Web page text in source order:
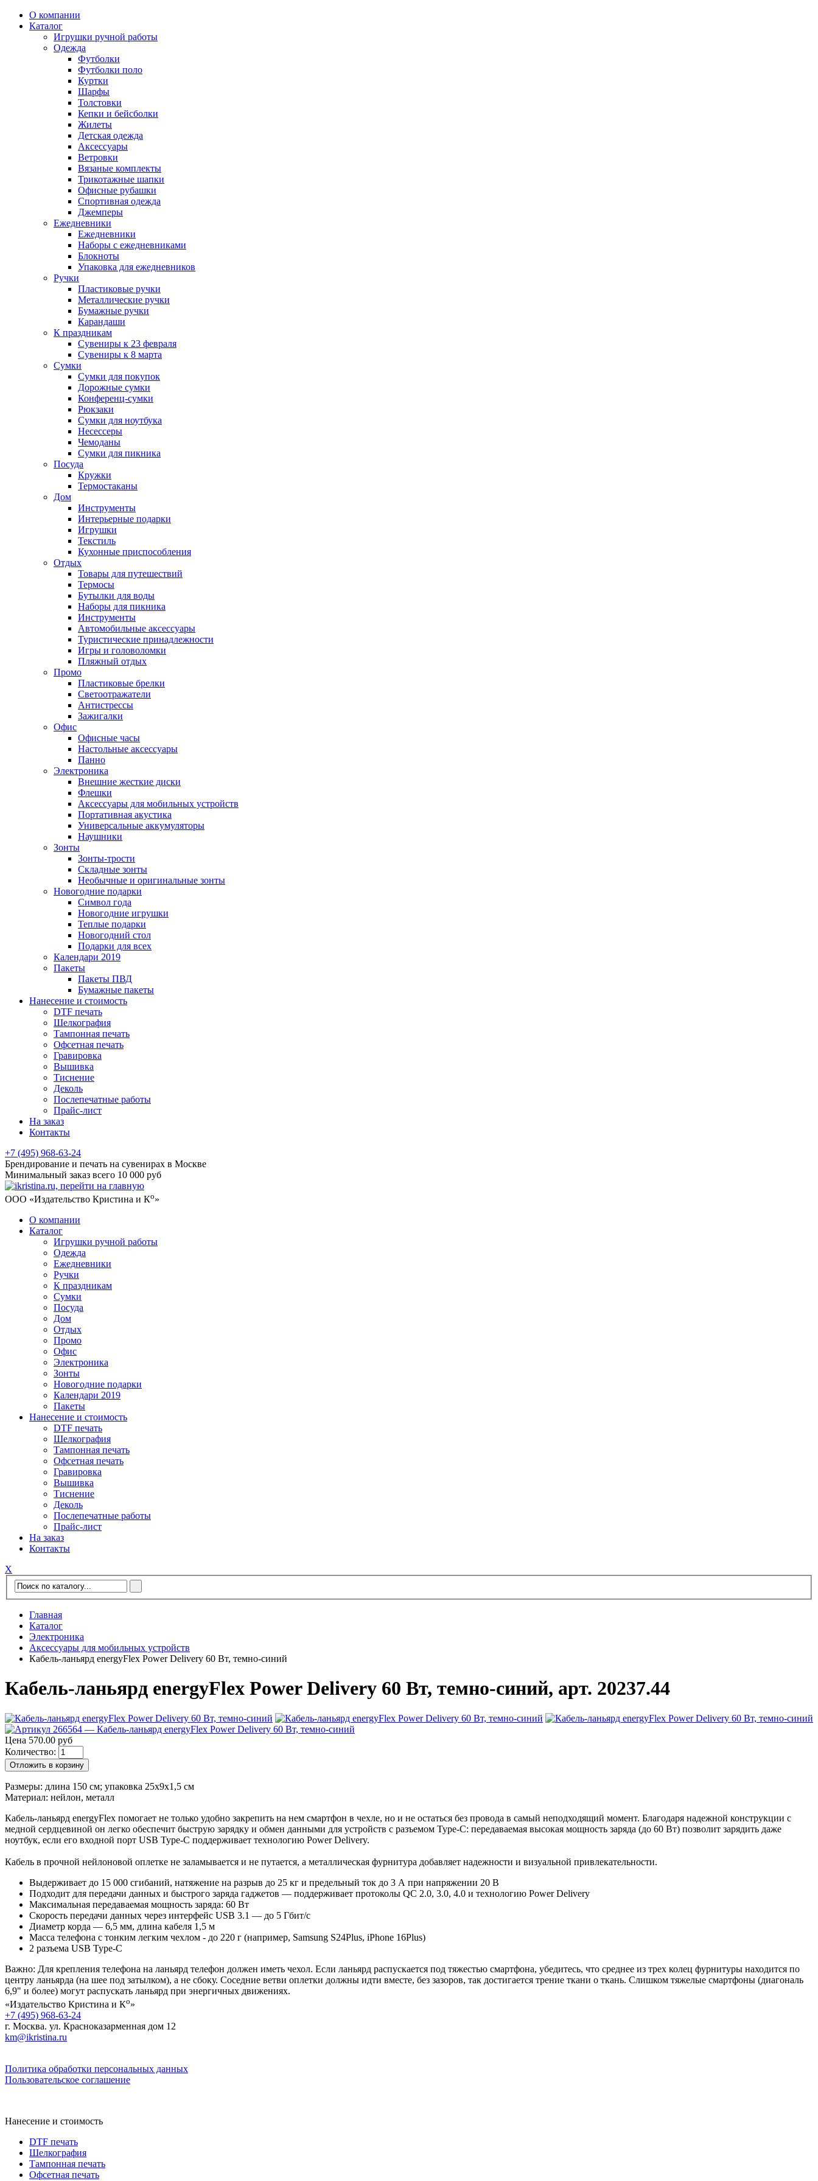
О компании
Каталог
Игрушки ручной работы
Одежда
Футболки
Футболки поло
Куртки
Шарфы
Толстовки
Кепки и бейсболки
Жилеты
Детская одежда
Аксессуары
Ветровки
Вязаные комплекты
Трикотажные шапки
Офисные рубашки
Спортивная одежда
Джемперы
Ежедневники
Ежедневники
Наборы с ежедневниками
Блокноты
Упаковка для ежедневников
Ручки
Пластиковые ручки
Металлические ручки
Бумажные ручки
Карандаши
К праздникам
Сувениры к 23 февраля
Сувениры к 8 марта
Сумки
Сумки для покупок
Дорожные сумки
Конференц-сумки
Рюкзаки
Сумки для ноутбука
Несессеры
Чемоданы
Сумки для пикника
Посуда
Кружки
Термостаканы
Дом
Инструменты
Интерьерные подарки
Игрушки
Текстиль
Кухонные приспособления
Отдых
Товары для путешествий
Термосы
Бутылки для воды
Наборы для пикника
Инструменты
Автомобильные аксессуары
Туристические принадлежности
Игры и головоломки
Пляжный отдых
Промо
Пластиковые брелки
Светоотражатели
Антистрессы
Зажигалки
Офис
Офисные часы
Настольные аксессуары
Панно
Электроника
Внешние жесткие диски
Флешки
Аксессуары для мобильных устройств
Портативная акустика
Универсальные аккумуляторы
Наушники
Зонты
Зонты-трости
Складные зонты
Необычные и оригинальные зонты
Новогодние подарки
Символ года
Новогодние игрушки
Теплые подарки
Новогодний стол
Подарки для всех
Календари 2019
Пакеты
Пакеты ПВД
Бумажные пакеты
Нанесение и стоимость
DTF печать
Шелкография
Тампонная печать
Офсетная печать
Гравировка
Вышивка
Тиснение
Деколь
Послепечатные работы
Прайс-лист
На заказ
Контакты
+7 (495) 968-63-24
Брендирование и печать на сувенирах в Москве
Минимальный заказ всего 10 000 руб
ООО «Издательство Кристина и Ко»
О компании
Каталог
Игрушки ручной работы
Одежда
Ежедневники
Ручки
К праздникам
Сумки
Посуда
Дом
Отдых
Промо
Офис
Электроника
Зонты
Новогодние подарки
Календари 2019
Пакеты
Нанесение и стоимость
DTF печать
Шелкография
Тампонная печать
Офсетная печать
Гравировка
Вышивка
Тиснение
Деколь
Послепечатные работы
Прайс-лист
На заказ
Контакты
Х
Главная
Каталог
Электроника
Аксессуары для мобильных устройств
Кабель-ланьярд energyFlex Power Delivery 60 Вт, темно-синий
Кабель-ланьярд energyFlex Power Delivery 60 Вт, темно-синий, арт. 20237.44
Цена 570.00 руб
Количество:
Отложить в корзину
Размеры: длина 150 см; упаковка 25х9х1,5 см
Материал: нейлон, металл
Кабель-ланьярд energyFlex помогает не только удобно закрепить на нем смартфон в чехле, но и не остаться без провода в самый неподходящий момент. Благодаря надежной конструкции с
медной сердцевиной он легко обеспечит быструю зарядку и обмен данными для устройств с разъемом Type-C: передаваемая высокая мощность заряда (до 60 Вт) позволит зарядить даже
ноутбук, если его входной порт USB Type-C поддерживает технологию Power Delivery.
Кабель в прочной нейлоновой оплетке не заламывается и не путается, а металлическая фурнитура добавляет надежности и визуальной привлекательности.
Выдерживает до 15 000 сгибаний, натяжение на разрыв до 25 кг и предельный ток до 3 А при напряжении 20 В
Подходит для передачи данных и быстрого заряда гаджетов — поддерживает протоколы QC 2.0, 3.0, 4.0 и технологию Power Delivery
Максимальная передаваемая мощность заряда: 60 Вт
Скорость передачи данных через интерфейс USB 3.1 — до 5 Гбит/с
Диаметр корда — 6,5 мм, длина кабеля 1,5 м
Масса телефона с тонким легким чехлом - до 220 г (например, Samsung S24Plus, iPhone 16Plus)
2 разъема USB Type-C
Важно: Для крепления телефона на ланьярд телефон должен иметь чехол. Если ланьярд распускается под тяжестью смартфона, убедитесь, что среднее из трех колец фурнитуры находится по
центру ланьярда (на шее под затылком), а не сбоку. Соседние ветви оплетки должны идти вместе, без зазоров, так достигается трение ткани о ткань. Слишком тяжелые смартфоны (диагональ
6,9" и более) могут распускать ланьярд при энергичных движениях.
«Издательство Кристина и Ко»
+7 (495) 968-63-24
г. Москва. ул. Красноказарменная дом 12
km@ikristina.ru
Политика обработки персональных данных
Пользовательское соглашение
Нанесение и стоимость
DTF печать
Шелкография
Тампонная печать
Офсетная печать